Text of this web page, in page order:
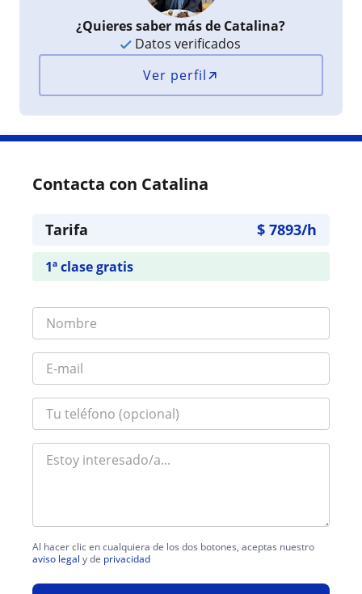
¿Quieres saber más de Catalina?
Datos verificados
Ver perfil
Contacta con Catalina
Tarifa $ 7893/h
1ª clase gratis
Al hacer clic en cualquiera de los dos botones, aceptas nuestro
aviso legal y de privacidad